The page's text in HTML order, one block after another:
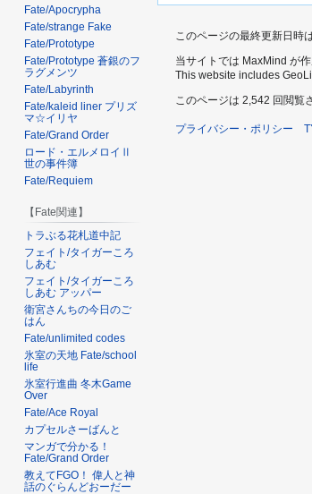
Fate/Apocrypha
Fate/strange Fake
Fate/Prototype
Fate/Prototype 蒼銀のフ
ラグメンツ
Fate/Labyrinth
Fate/kaleid liner プリズ
マ☆イリヤ
Fate/Grand Order
ロード・エルメロイⅡ
世の事件簿
Fate/Requiem
【Fate関連】
トラぶる花札道中記
フェイト/タイガーころ
しあむ
フェイト/タイガーころ
しあむ アッパー
衛宮さんちの今日のご
はん
Fate/unlimited codes
氷室の天地 Fate/school
life
氷室行進曲 冬木Game
Over
Fate/Ace Royal
カプセルさーばんと
マンガで分かる！
Fate/Grand Order
教えてFGO！ 偉人と神
話のぐらんどおーだー
このページの最終更新日時
当サイトでは MaxMind が
This website includes
このページは 2,542 回閲覧
プライバシー・ポリシー